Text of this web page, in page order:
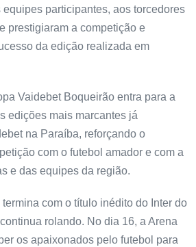
participantes, aos torcedores
prestigiaram a competição e
da edição realizada em
Vaidebet Boqueirão entra para a
edições mais marcantes já
na Paraíba, reforçando o
com o futebol amador e com a
e das equipes da região.
com o título inédito do Inter do
rolando. No dia 16, a Arena
os apaixonados pelo futebol para